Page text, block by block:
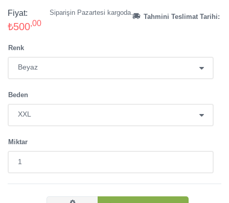
Fiyat:
₺500,00
Tahmini Teslimat Tarihi:
Siparişin Pazartesi kargoda.
Renk
Beden
Miktar